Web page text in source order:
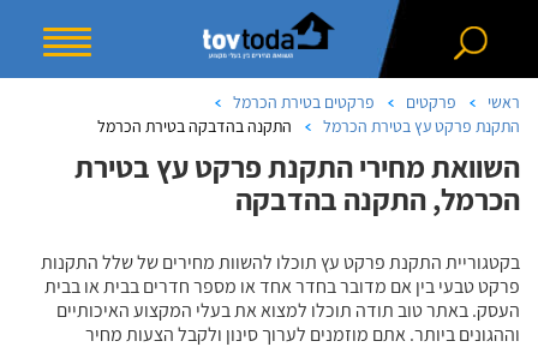
ראשי פרקטים
פרקטים בטירת הכרמל
התקנת פרקט עץ בטירת הכרמל
התקנה בהדבקה בטירת הכרמל
השוואת מחירי התקנת פרקט עץ בטירת
הכרמל, התקנה בהדבקה
בקטגוריית התקנת פרקט עץ תוכלו להשוות מחירים של שלל התקנות
פרקט טבעי בין אם מדובר בחדר אחד או מספר חדרים בבית או בבית
העסק. באתר טוב תודה תוכלו למצוא את בעלי המקצוע האיכותיים
וההגונים ביותר. אתם מוזמנים לערוך סינון ולקבל הצעות מחיר